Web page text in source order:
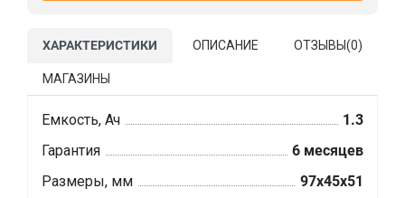
ХАРАКТЕРИСТИКИ ОПИСАНИЕ ОТЗЫВЫ(0)
МАГАЗИНЫ
Емкость, Ач
1.3
Гарантия
6 месяцев
Размеры, мм
97x45x51